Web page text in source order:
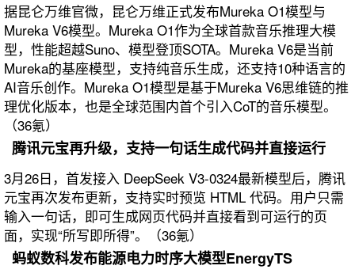
据昆仑万维官微，昆仑万维正式发布Mureka O1模型与
Mureka V6模型。Mureka O1作为全球首款音乐推理大模
型，性能超越Suno、模型登顶SOTA。Mureka V6是当前
Mureka的基座模型，支持纯音乐生成，还支持10种语言的
AI音乐创作。Mureka O1模型是基于Mureka V6思维链的推
理优化版本，也是全球范围内首个引入CoT的音乐模型。
（36氪）
腾讯元宝再升级，支持一句话生成代码并直接运行
3月26日，首发接入 DeepSeek V3-0324最新模型后，腾讯
元宝再次发布更新，支持实时预览 HTML 代码。用户只需
输入一句话，即可生成网页代码并直接看到可运行的页
面，实现“所写即所得”。（36氪）
蚂蚁数科发布能源电力时序大模型EnergyTS